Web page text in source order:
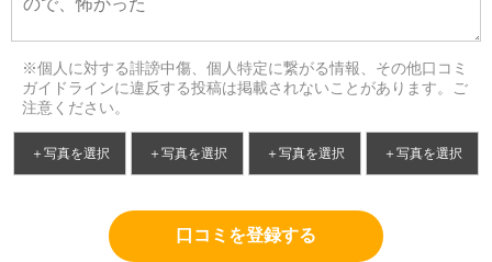
※個人に対する誹謗中傷、個人特定に繋がる情報、その他口コミ
ガイドラインに違反する投稿は掲載されないことがあります。ご
注意ください。
＋写真を選択 ＋写真を選択 ＋写真を選択 ＋写真を選択
口コミを登録する